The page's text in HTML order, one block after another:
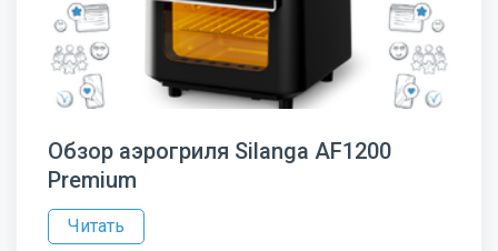
Обзор аэрогриля Silanga AF1200
Premium
Читать